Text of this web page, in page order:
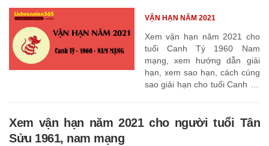
Xem vận hạn năm 2021 cho
tuổi Canh Tý 1960 Nam
mạng, xem hướng dẫn giải
hạn, xem sao hạn, cách cúng
sao giải hạn cho tuổi Canh Tý
VẬN HẠN NĂM 2021
Xem vận hạn năm 2021 cho người tuổi Tân
Sửu 1961, nam mạng